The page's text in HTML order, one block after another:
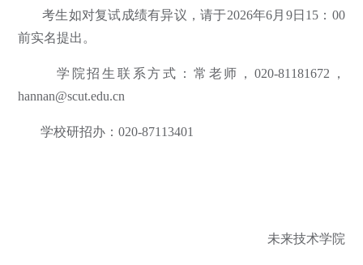
考生如对复试成绩有异议，请于2026年6月9日15：00
前实名提出。
学院招生联系方式：常老师，020-81181672，
hannan@scut.edu.cn
学校研招办：020-87113401
未来技术学院